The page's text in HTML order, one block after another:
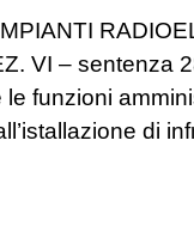
VI – sentenza
funzioni
di